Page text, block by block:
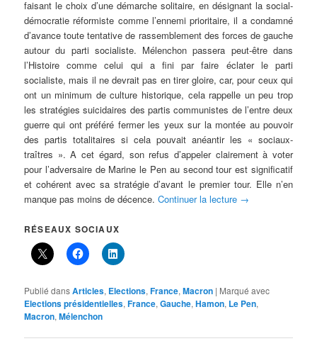
faisant le choix d’une démarche solitaire, en désignant la social-
démocratie réformiste comme l’ennemi prioritaire, il a condamné
d’avance toute tentative de rassemblement des forces de gauche
autour du parti socialiste. Mélenchon passera peut-être dans
l’Histoire comme celui qui a fini par faire éclater le parti
socialiste, mais il ne devrait pas en tirer gloire, car, pour ceux qui
ont un minimum de culture historique, cela rappelle un peu trop
les stratégies suicidaires des partis communistes de l’entre deux
guerre qui ont préféré fermer les yeux sur la montée au pouvoir
des partis totalitaires si cela pouvait anéantir les « sociaux-
traîtres ». A cet égard, son refus d’appeler clairement à voter
pour l’adversaire de Marine le Pen au second tour est significatif
et cohérent avec sa stratégie d’avant le premier tour. Elle n’en
manque pas moins de décence.Continuer la lecture →
RÉSEAUX SOCIAUX
Publié dansArticles, Elections,France,Macron | Marqué avec
Elections présidentielles,France,Gauche,Hamon, Le Pen,
Macron,Mélenchon